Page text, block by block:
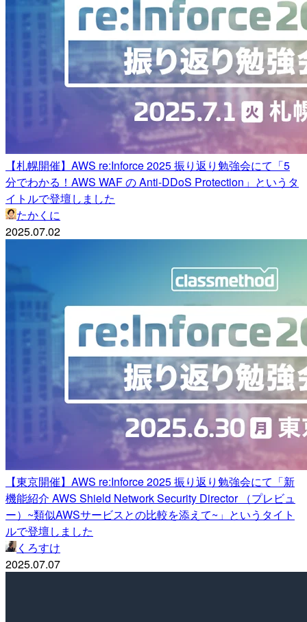
【札幌開催】AWS re:Inforce 2025 振り返り勉強会にて「5
分でわかる！AWS WAF の Anti-DDoS Protection」というタ
イトルで登壇しました
たかくに
2025.07.02
【東京開催】AWS re:Inforce 2025 振り返り勉強会にて「新
機能紹介 AWS Shield Network Security Director （プレビュ
ー）~類似AWSサービスとの比較を添えて~」というタイト
ルで登壇しました
くろすけ
2025.07.07